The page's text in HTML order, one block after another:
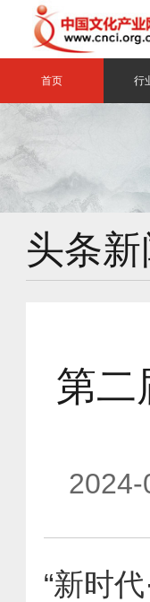
首页 行
头条新
第二
“新时